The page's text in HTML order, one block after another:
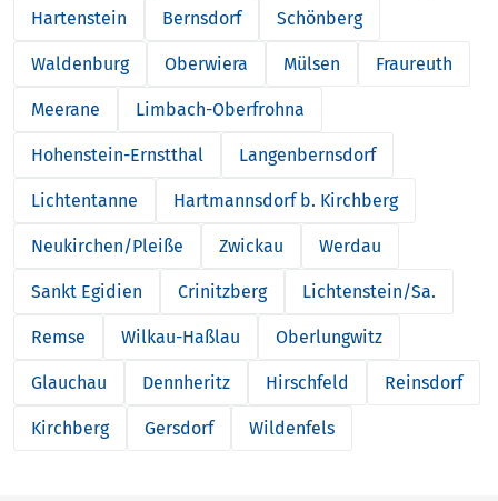
Hartenstein Bernsdorf Schönberg
Waldenburg Oberwiera Mülsen Fraureuth
Meerane Limbach-Oberfrohna
Hohenstein-Ernstthal Langenbernsdorf
Lichtentanne Hartmannsdorf b. Kirchberg
Neukirchen/Pleiße Zwickau Werdau
Sankt Egidien Crinitzberg Lichtenstein/Sa.
Remse Wilkau-Haßlau Oberlungwitz
Glauchau Dennheritz Hirschfeld Reinsdorf
Kirchberg Gersdorf Wildenfels